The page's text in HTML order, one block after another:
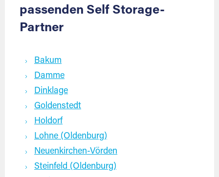
passenden Self Storage-
Partner
Bakum
Damme
Dinklage
Goldenstedt
Holdorf
Lohne (Oldenburg)
Neuenkirchen-Vörden
Steinfeld (Oldenburg)